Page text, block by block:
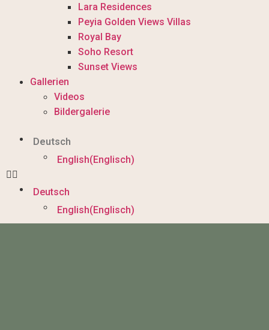
Lara Residences
Peyia Golden Views Villas
Royal Bay
Soho Resort
Sunset Views
Gallerien
Videos
Bildergalerie
Deutsch
English(Englisch)
Deutsch
English(Englisch)